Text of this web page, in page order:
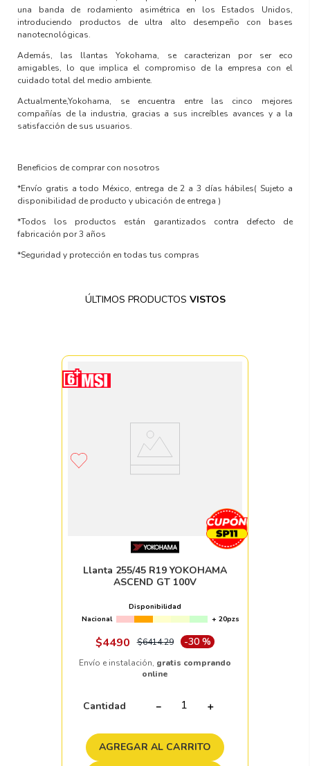
una banda de rodamiento asimétrica en los Estados Unidos,
introduciendo productos de ultra alto desempeño con bases
nanotecnológicas.
Además, las llantas Yokohama, se caracterizan por ser eco
amigables, lo que implica el compromiso de la empresa con el
cuidado total del medio ambiente.
Actualmente,Yokohama, se encuentra entre las cinco mejores
compañías de la industria, gracias a sus increíbles avances y a la
satisfacción de sus usuarios.
Beneficios de comprar con nosotros
*Envío gratis a todo México, entrega de 2 a 3 días hábiles( Sujeto a
disponibilidad de producto y ubicación de entrega )
*Todos los productos están garantizados contra defecto de
fabricación por 3 años
*Seguridad y protección en todas tus compras
ÚLTIMOS PRODUCTOS VISTOS
Llanta 255/45 R19 YOKOHAMA
ASCEND GT 100V
Disponibilidad
Nacional
+ 20pzs
$4490 $6414.29 -30 %
Envío e instalación, gratis comprando
online
Cantidad ＋
－
AGREGAR AL CARRITO